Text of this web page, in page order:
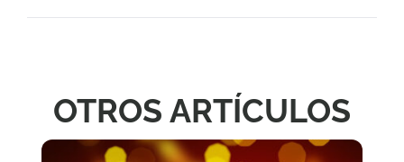
OTROS ARTÍCULOS